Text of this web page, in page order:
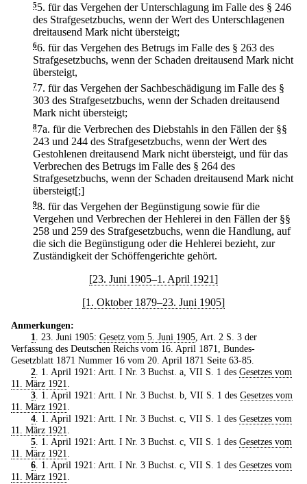
55. für das Vergehen der Unterschlagung im Falle des § 246
des Strafgesetzbuchs, wenn der Wert des Unterschlagenen
dreitausend Mark nicht übersteigt;
66. für das Vergehen des Betrugs im Falle des § 263 des
Strafgesetzbuchs, wenn der Schaden dreitausend Mark nicht
übersteigt,
77. für das Vergehen der Sachbeschädigung im Falle des §
303 des Strafgesetzbuchs, wenn der Schaden dreitausend
Mark nicht übersteigt;
87a. für die Verbrechen des Diebstahls in den Fällen der §§
243 und 244 des Strafgesetzbuchs, wenn der Wert des
Gestohlenen dreitausend Mark nicht übersteigt, und für das
Verbrechen des Betrugs im Falle des § 264 des
Strafgesetzbuchs, wenn der Schaden dreitausend Mark nicht
übersteigt[;]
98. für das Vergehen der Begünstigung sowie für die
Vergehen und Verbrechen der Hehlerei in den Fällen der §§
258 und 259 des Strafgesetzbuchs, wenn die Handlung, auf
die sich die Begünstigung oder die Hehlerei bezieht, zur
Zuständigkeit der Schöffengerichte gehört.
[23. Juni 1905–1. April 1921]
[1. Oktober 1879–23. Juni 1905]
Anmerkungen:
1
. 23. Juni 1905: Gesetz vom 5. Juni 1905, Art. 2 S. 3 der
Verfassung des Deutschen Reichs vom 16. April 1871, Bundes-
Gesetzblatt 1871 Nummer 16 vom 20. April 1871 Seite 63-85.
2. 1. April 1921: Artt. I Nr. 3 Buchst. a, VII S. 1 des Gesetzes vom
11. März 1921
3. 1. April 1921: Artt. I Nr. 3 Buchst. b, VII S. 1 des Gesetzes vom
11. März 1921
4. 1. April 1921: Artt. I Nr. 3 Buchst. c, VII S. 1 des Gesetzes vom
11. März 1921
5. 1. April 1921: Artt. I Nr. 3 Buchst. c, VII S. 1 des Gesetzes vom
11. März 1921
6. 1. April 1921: Artt. I Nr. 3 Buchst. c, VII S. 1 des Gesetzes vom
11. März 1921